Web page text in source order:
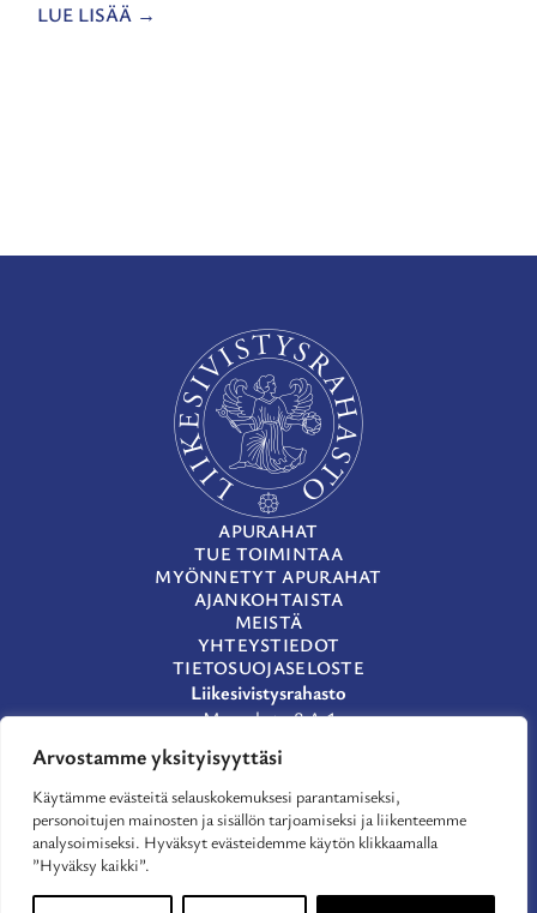
Arvostamme yksityisyyttäsi
Käytämme evästeitä selauskokemuksesi parantamiseksi,
personoitujen mainosten ja sisällön tarjoamiseksi ja liikenteemme
analysoimiseksi. Hyväksyt evästeidemme käytön klikkaamalla
”Hyväksy kaikki”.
LUE LISÄÄ
APURAHAT
TUE TOIMINTAA
MYÖNNETYT APURAHAT
AJANKOHTAISTA
MEISTÄ
YHTEYSTIEDOT
TIETOSUOJASELOSTE
Liikesivistysrahasto
Museokatu 8 A 1
00100 Helsinki
(09) 659 933
lsr@lsr.fi
LinkedIn
Facebook